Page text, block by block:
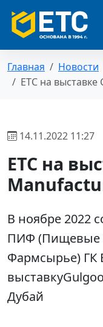
Главная
Новости
ЕТС на
14.11.2022 11:27
ЕТС на
В ноябре 2022
ПИФ (Пищевые
Фармсырье) ГК
Дубай